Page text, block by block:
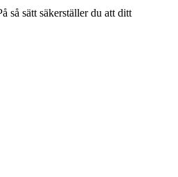
så sätt säkerställer du att ditt